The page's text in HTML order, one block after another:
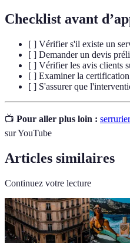
Checklist avant
[ ] Vérifier s'il existe un
[ ] Demander un devis
[ ] Vérifier les avis clients
[ ] Examiner la
[ ] S'assurer que
📺 Pour aller plus loin :
sur YouTube
Articles similaires
Continuez votre lecture